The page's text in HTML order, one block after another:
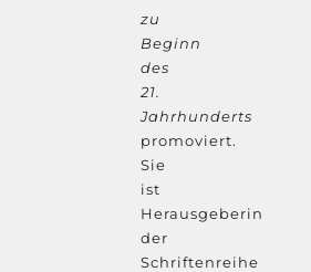
zu
Beginn
des
21.
Jahrhunderts
promoviert.
Sie
ist
Herausgeberin
der
Schriftenreihe